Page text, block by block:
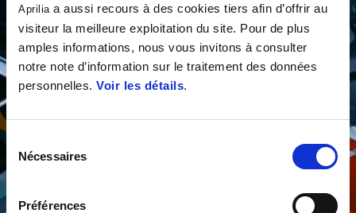
Aprilia a aussi recours à des cookies tiers afin d’offrir au
visiteur la meilleure exploitation du site. Pour de plus
amples informations, nous vous invitons à consulter
notre note d’information sur le traitement des données
personnelles. Voir les détails.
Nécessaires
Préférences